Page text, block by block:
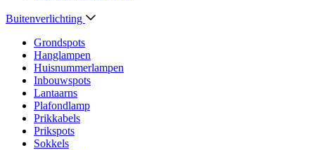
Buitenverlichting
Grondspots
Hanglampen
Huisnummerlampen
Inbouwspots
Lantaarns
Plafondlamp
Prikkabels
Prikspots
Sokkels